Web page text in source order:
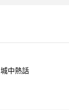
城中熱話